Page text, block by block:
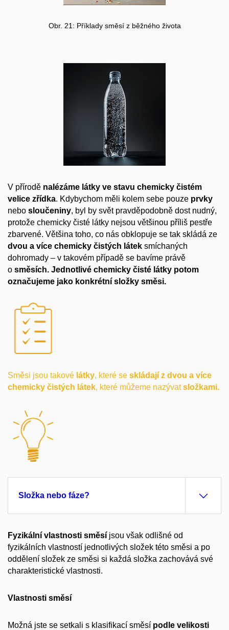
Obr. 21: Příklady směsí z běžného života
V přírodě nalézáme látky ve stavu chemicky čistém
velice zřídka. Kdybychom měli kolem sebe pouze prvky
nebo sloučeniny, byl by svět pravděpodobně dost nudný,
protože chemicky čisté látky nejsou většinou příliš pestře
zbarvené. Většina toho, co nás obklopuje se tak skládá ze
dvou a více chemicky čistých látek smíchaných
dohromady – v takovém případě se bavíme právě
o směsích. Jednotlivé chemicky čisté látky potom
označujeme jako konkrétní složky směsi.
Směsi jsou takové látky, které se skládají z dvou a více
chemicky čistých látek, které můžeme nazývatsložkami.
Složka nebo fáze?
Fyzikální vlastnosti směsí jsou však odlišné od
fyzikálních vlastností jednotlivých složek této směsi a po
oddělení složek ze směsi si každá složka zachovává své
charakteristické vlastnosti.
Vlastnosti směsí
Možná jste se setkali s klasifikací směsí podle velikosti